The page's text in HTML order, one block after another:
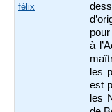
félix
à
les
est
les